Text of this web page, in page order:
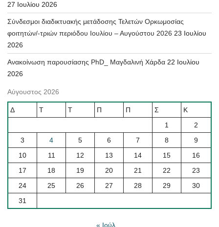
27 Ιουλίου 2026
Σύνδεσμοι διαδικτυακής μετάδοσης Τελετών Ορκωμοσίας
φοιτητών/-τριών περιόδου Ιουλίου – Αυγούστου 2026 23 Ιουλίου
2026
Ανακοίνωση παρουσίασης PhD_ Μαγδαλινή Χάρδα 22 Ιουλίου
2026
Αύγουστος 2026
Δ Τ Τ Π Π Σ
Κ
1
2
3
4 5 6 7 8
9
10
11 12 13 14 15
16
17
18 19 20 21 22
23
24
25 26 27 28 29
30
31
« Ιούλ